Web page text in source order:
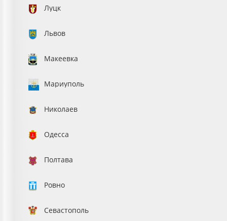
Луцк
Львов
Макеевка
Мариуполь
Николаев
Одесса
Полтава
Ровно
Севастополь